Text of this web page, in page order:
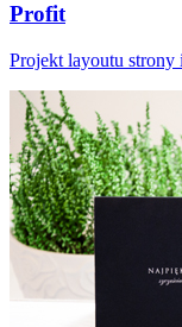
Profit
Projekt layoutu strony